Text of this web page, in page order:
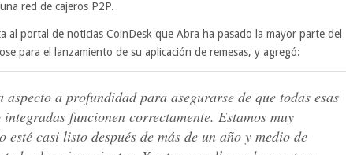
red de cajeros P2P.
al portal de noticias CoinDesk que Abra ha pasado la mayor parte del
para el lanzamiento de su aplicación de remesas, y agregó:
aspecto a profundidad para asegurarse de que todas esas
funcionen correctamente. Estamos muy
esté casi listo después de más de un año y medio de